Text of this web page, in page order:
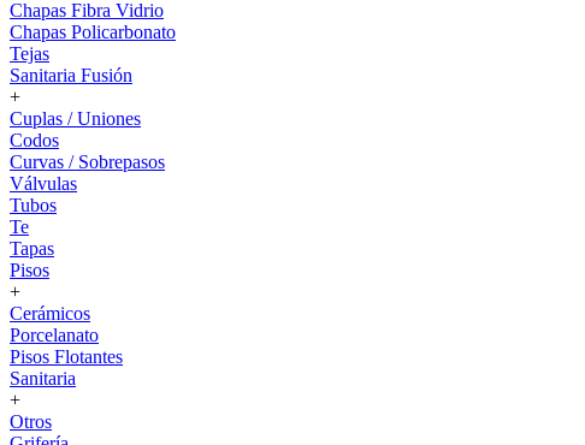
Chapas Fibra Vidrio
Chapas Policarbonato
Tejas
Sanitaria Fusión
+
Cuplas / Uniones
Codos
Curvas / Sobrepasos
Válvulas
Tubos
Te
Tapas
Pisos
+
Cerámicos
Porcelanato
Pisos Flotantes
Sanitaria
+
Otros